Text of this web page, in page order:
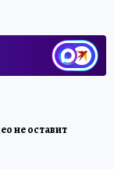
не оставит